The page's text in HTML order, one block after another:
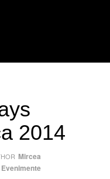
2014
Mircea